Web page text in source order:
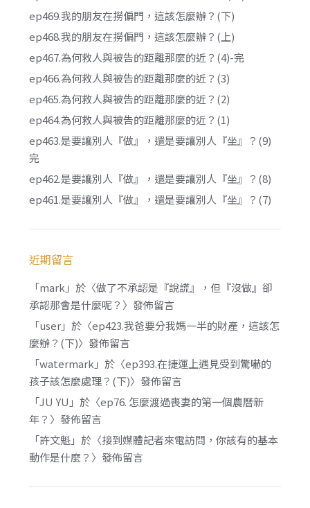
ep469.我的朋友在撈偏門，這該怎麼辦？(下)
ep468.我的朋友在撈偏門，這該怎麼辦？(上)
ep467.為何救人與被告的距離那麼的近？(4)-完
ep466.為何救人與被告的距離那麼的近？(3)
ep465.為何救人與被告的距離那麼的近？(2)
ep464.為何救人與被告的距離那麼的近？(1)
ep463.是要讓別人『做』，還是要讓別人『坐』？(9)
完
ep462.是要讓別人『做』，還是要讓別人『坐』？(8)
ep461.是要讓別人『做』，還是要讓別人『坐』？(7)
近期留言
「mark」於〈做了不承認是『說謊』，但『沒做』卻
承認那會是什麼呢？ 〉發佈留言
「user」於〈ep423.我爸要分我媽一半的財產，這該怎
麼辦？(下)〉發佈留言
「watermark」於〈ep393.在捷運上遇見受到驚嚇的
孩子該怎麼處理？(下)〉發佈留言
「JU YU 」於〈ep76. 怎麼渡過喪妻的第一個農曆新
年？ 〉發佈留言
「許文魁」於〈接到媒體記者來電訪問，你該有的基本
動作是什麼？ 〉發佈留言